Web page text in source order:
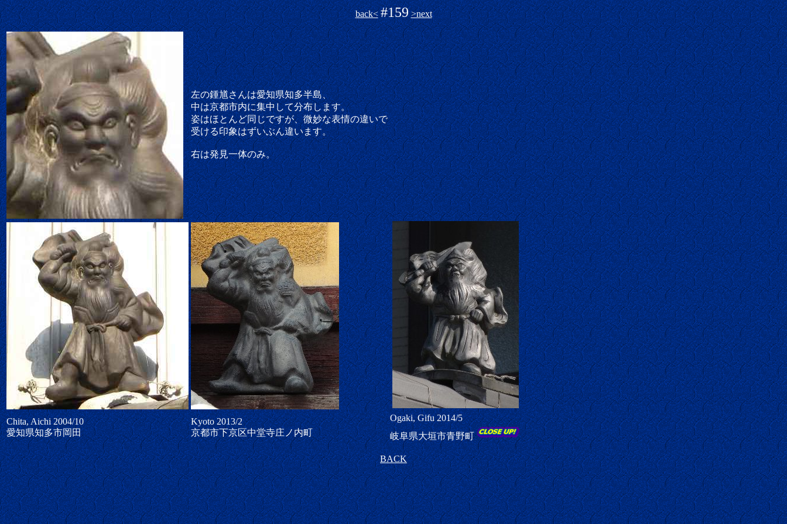
back< #159 >next
左の鍾馗さんは愛知県知多半島、
中は京都市内に集中して分布します。
姿はほとんど同じですが、微妙な表情の違いで
受ける印象はずいぶん違います。
右は発見一体のみ。
Chita, Aichi 2004/10
愛知県知多市岡田
Kyoto 2013/2
京都市下京区中堂寺庄ノ内町
Ogaki, Gifu 2014/5
岐阜県大垣市青野町
BACK